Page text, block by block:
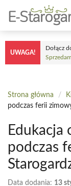
treści
UWAGA!
Dołącz
Strona główna /
podczas ferii
Edukacja
podczas
Data dodania: 13